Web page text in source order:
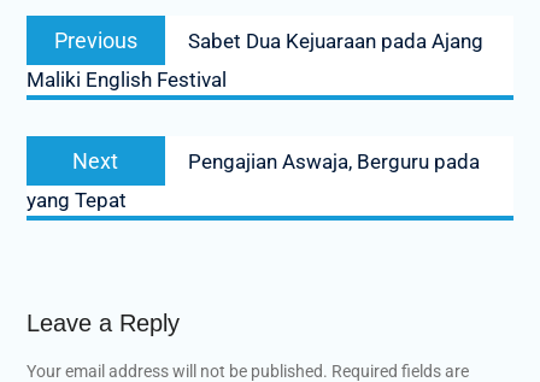
Post
navigation
Previous
Previous
post:
Sabet Dua Kejuaraan pada Ajang
Maliki English Festival
Next
post:
Pengajian Aswaja, Berguru pada
yang Tepat
Leave a Reply
Your email address will not be published. Required fields are